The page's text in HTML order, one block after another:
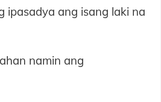
ipasadya ang isang laki na
namin ang